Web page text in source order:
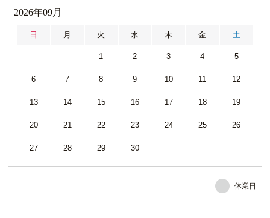
2026年09月
日 月 火 水 木 金 土
1 2 3 4 5
6 7 8 9 10 11 12
13 14 15 16 17 18 19
20 21 22 23 24 25 26
27 28 29 30
休業日